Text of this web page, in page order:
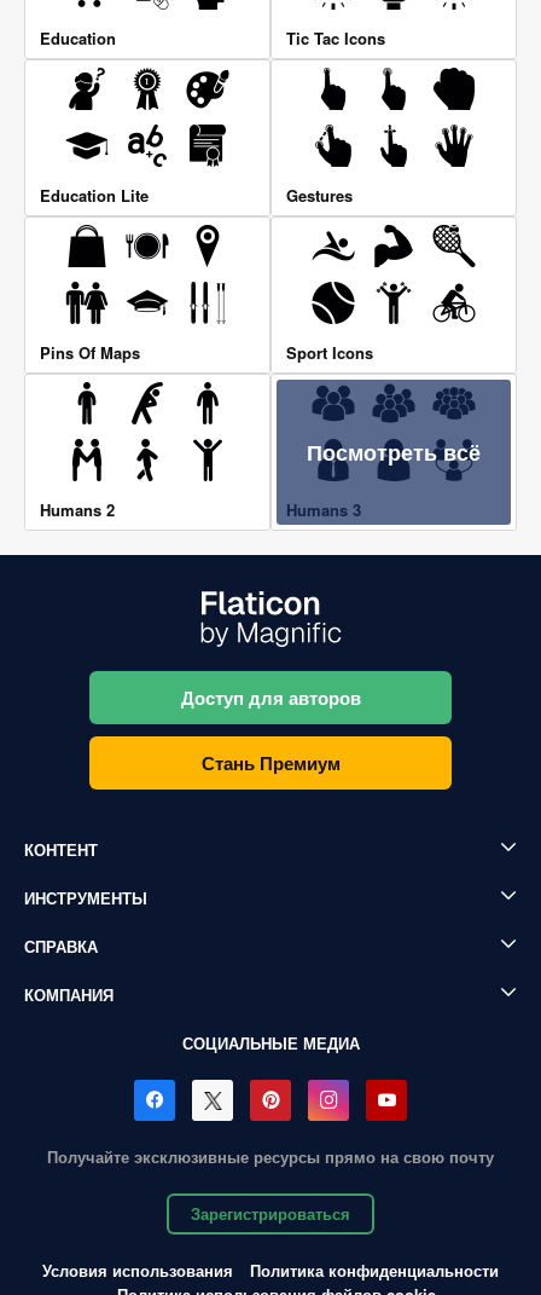
Education Tic Tac Icons
Education Lite Gestures
Pins Of Maps Sport Icons
Humans 2
Посмотреть всё
Humans 3
Доступ для авторов
Стань Премиум
КОНТЕНТ
ИНСТРУМЕНТЫ
СПРАВКА
КОМПАНИЯ
СОЦИАЛЬНЫЕ МЕДИА
Получайте эксклюзивные ресурсы прямо на свою почту
Зарегистрироваться
Условия использования
Политика конфиденциальности